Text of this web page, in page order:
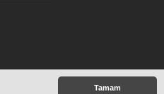
Tamam